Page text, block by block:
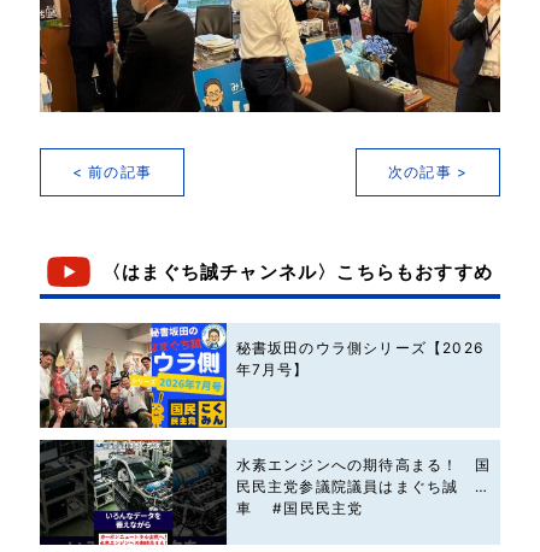
< 前の記事 次の記事 >
〈はまぐち誠チャンネル〉こちらもおすすめ
秘書坂田のウラ側シリーズ【2026
年7月号】
水素エンジンへの期待高まる！ 国
民民主党参議院議員はまぐち誠 #
車 #国民民主党